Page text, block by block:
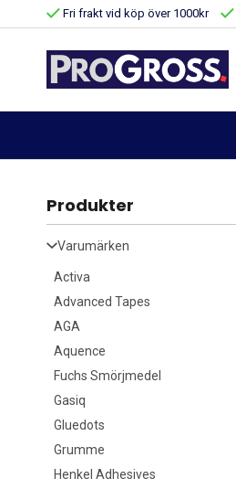
Fri frakt vid köp över 1000kr
Produkter
Varumärken
Activa
Advanced Tapes
AGA
Aquence
Fuchs Smörjmedel
Gasiq
Gluedots
Grumme
Henkel Adhesives